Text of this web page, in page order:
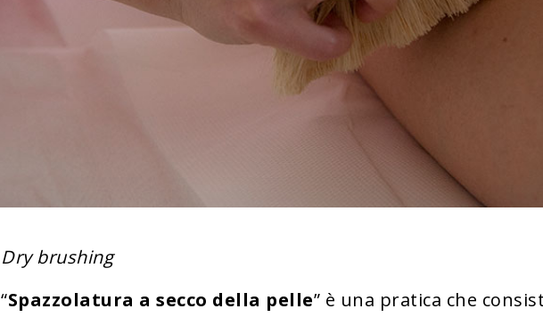
Dry brushing
“Spazzolatura a secco della pelle” è una pratica che